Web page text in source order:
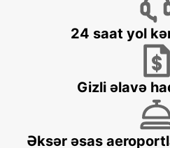
SONDERBORG AIRPORT
SONDERBORG - DENMARK
24 saat yol
Gizli əlavə
Əksər əsas